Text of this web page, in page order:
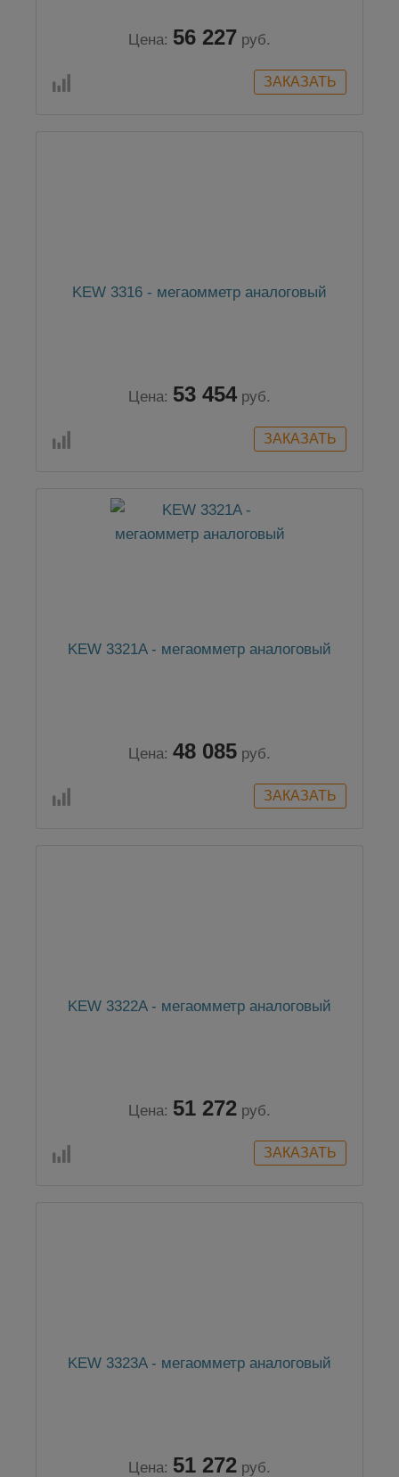
Цена: 56 227 руб.
KEW 3316 - мегаомметр аналоговый
Цена: 53 454 руб.
KEW 3321A - мегаомметр аналоговый
Цена: 48 085 руб.
KEW 3322A - мегаомметр аналоговый
Цена: 51 272 руб.
KEW 3323A - мегаомметр аналоговый
Цена: 51 272 руб.